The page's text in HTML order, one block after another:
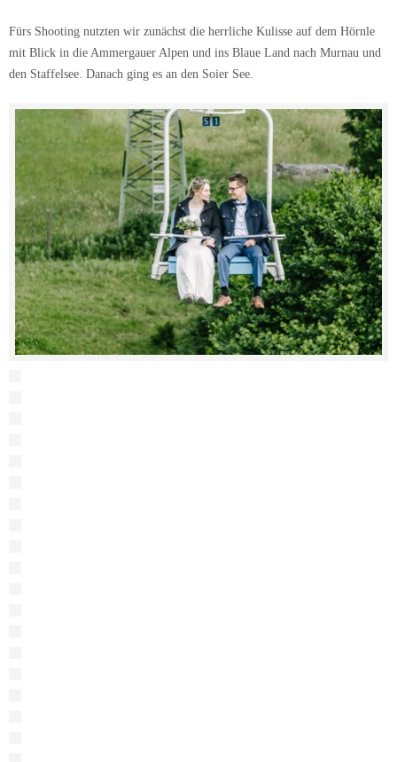
Fürs Shooting nutzten wir zunächst die herrliche Kulisse auf dem Hörnle
mit Blick in die Ammergauer Alpen und ins Blaue Land nach Murnau und
den Staffelsee. Danach ging es an den Soier See.